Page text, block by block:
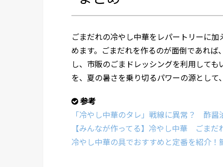
ごまだれの冷やし中華をレパートリーに
めます。ごまだれを作るのが面倒であれ
し、市販のごまドレッシングを利用して
を、夏の暑さを乗り切るパワーの源として
参考
「冷やし中華のタレ」戦線に異常？ 酢
【みんなが作ってる】冷やし中華 ごま
冷やし中華の具でおすすめと定番を紹介